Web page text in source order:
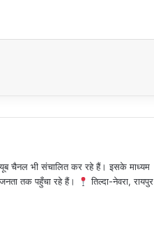
चैनल भी संचालित कर रहे हैं। इसके माध्यम
तक पहुँचा रहे हैं।
तिल्दा-नेवरा, रायपुर